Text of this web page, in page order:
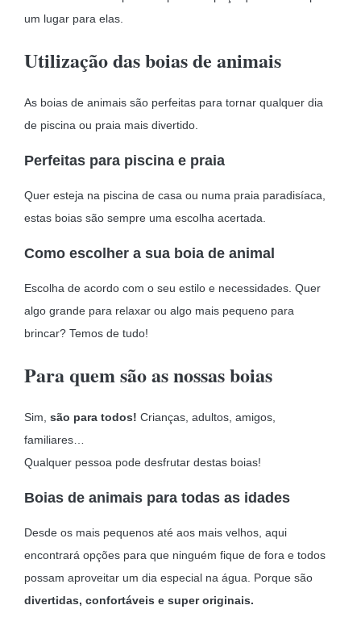
um lugar para elas.
Utilização das boias de animais
As boias de animais são perfeitas para tornar qualquer dia
de piscina ou praia mais divertido.
Perfeitas para piscina e praia
Quer esteja na piscina de casa ou numa praia paradisíaca,
estas boias são sempre uma escolha acertada.
Como escolher a sua boia de animal
Escolha de acordo com o seu estilo e necessidades. Quer
algo grande para relaxar ou algo mais pequeno para
brincar? Temos de tudo!
Para quem são as nossas boias
Sim, são para todos! Crianças, adultos, amigos,
familiares…
Qualquer pessoa pode desfrutar destas boias!
Boias de animais para todas as idades
Desde os mais pequenos até aos mais velhos, aqui
encontrará opções para que ninguém fique de fora e todos
possam aproveitar um dia especial na água. Porque são
divertidas, confortáveis e super originais.